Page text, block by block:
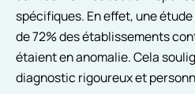
spécifiques. En effet, une
de 72% des établissements
étaient en anomalie. Cela
diagnostic rigoureux et